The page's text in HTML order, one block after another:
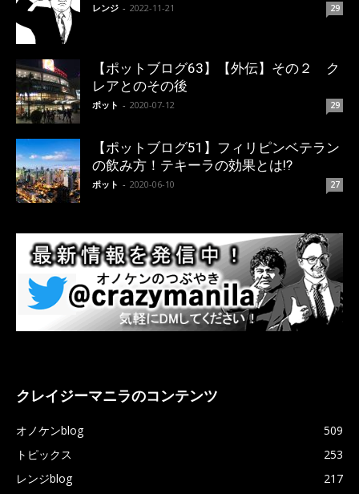
レンジ - 2022-11-21 29
【ポットブログ63】【外伝】その２ ク
レアとのその後
ポット - 2020-07-12 29
【ポットブログ51】フィリピンベテラン
の飲み方！テキーラの効果とは!?
ポット - 2020-06-10 27
クレイジーマニラのコンテンツ
オノケンblog
509
トピックス
253
レンジblog
217